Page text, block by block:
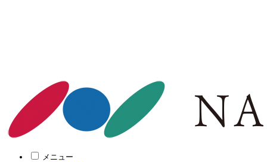
メニュー